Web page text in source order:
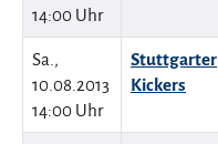
14:00 Uhr
Sa.,
10.08.2013
14:00 Uhr
Stuttgarter
Kickers